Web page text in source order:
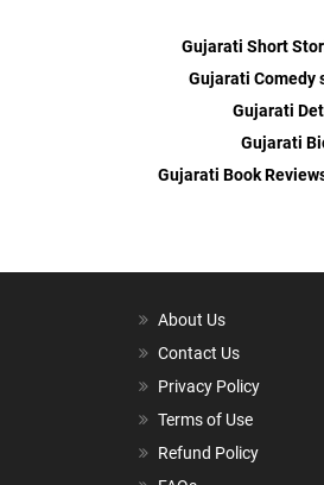
Gujarati Short
Gujarati Comedy
Gujarati
Gujarati
Gujarati Book
About Us
Contact Us
Privacy Policy
Terms of Use
Refund Policy